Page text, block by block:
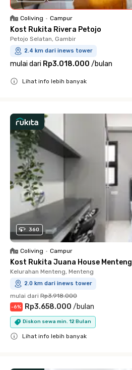
Coliving • Campur
Kost Rukita Rivera Petojo
Petojo Selatan, Gambir
2.4 km dari inews tower
mulai dari Rp3.018.000 /bulan
Lihat info lebih banyak
360
Coliving • Campur
Kost Rukita Juana House Menteng
Kelurahan Menteng, Menteng
2.0 km dari inews tower
mulai dari Rp3.918.000
-6% Rp3.658.000 /bulan
Diskon sewa min. 12 Bulan
Lihat info lebih banyak